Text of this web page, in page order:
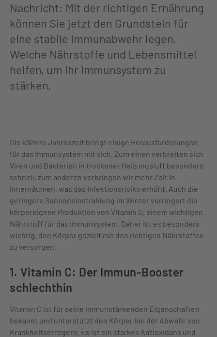
Nachricht: Mit der richtigen Ernährung
können Sie jetzt den Grundstein für
eine stabile Immunabwehr legen.
Welche Nährstoffe und Lebensmittel
helfen, um Ihr Immunsystem zu
stärken.
Die kältere Jahreszeit bringt einige Herausforderungen
für das Immunsystem mit sich. Zum einen verbreiten sich
Viren und Bakterien in trockener Heizungsluft besonders
schnell, zum anderen verbringen wir mehr Zeit in
Innenräumen, was das Infektionsrisiko erhöht. Auch die
geringere Sonneneinstrahlung im Winter verringert die
körpereigene Produktion von Vitamin D, einem wichtigen
Nährstoff für das Immunsystem. Daher ist es besonders
wichtig, den Körper gezielt mit den richtigen Nährstoffen
zu versorgen.
1. Vitamin C: Der Immun-Booster
schlechthin
Vitamin C ist für seine immunstärkenden Eigenschaften
bekannt und unterstützt den Körper bei der Abwehr von
Krankheitserregern. Es ist ein starkes Antioxidans und